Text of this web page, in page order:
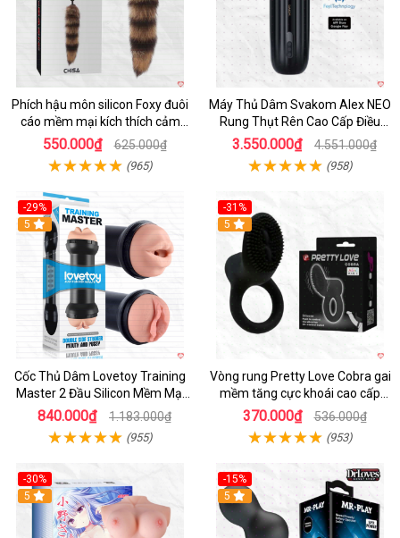
Phích hậu môn silicon Foxy đuôi
cáo mềm mại kích thích cảm
giác mới
550.000₫ 625.000₫
(965)
Máy Thủ Dâm Svakom Alex NEO
Rung Thụt Rên Cao Cấp Điều
Khiển App
3.550.000₫ 4.551.000₫
(958)
-29%
Hot
5
Cốc Thủ Dâm Lovetoy Training
Master 2 Đầu Silicon Mềm Mại
Tiện Lợi
840.000₫ 1.183.000₫
(955)
-31%
5
Vòng rung Pretty Love Cobra gai
mềm tăng cực khoái cao cấp
chính hãng
370.000₫ 536.000₫
(953)
-30%
Hot
5
-15%
Hot
5